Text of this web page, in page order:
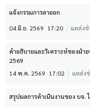
แจ้งกรรมการลาออก
04 มิ.ย. 2569 17:20 แหล่งข่
คำอธิบายและวิเคราะห์ของฝ่า
2569
14 พ.ค. 2569 17:02 แหล่ง
สรุปผลการดำเนินงานของ บจ.